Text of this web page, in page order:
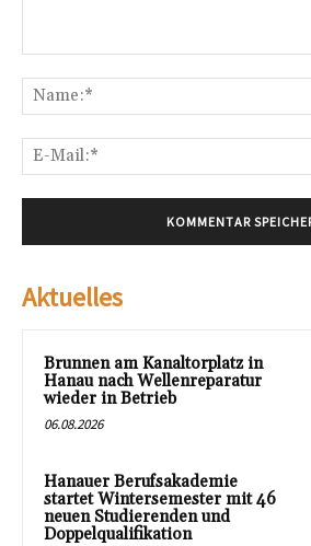
Aktuelles
Brunnen am Kanaltorplatz in
Hanau nach Wellenreparatur
wieder in Betrieb
06.08.2026
Hanauer Berufsakademie
startet Wintersemester mit 46
neuen Studierenden und
Doppelqualifikation